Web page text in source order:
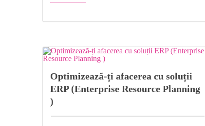
Optimizează-ți afacerea cu soluții
ERP (Enterprise Resource Planning
)